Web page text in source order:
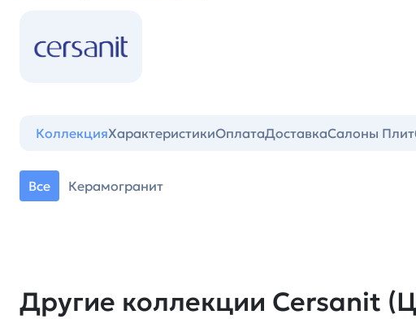
КоллекцияХарактеристикиОплатаДоставкаСалоны
Все Керамогранит
Другие коллекции Cersanit